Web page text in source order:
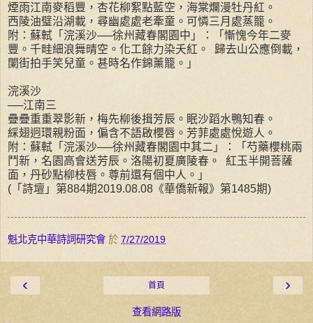
煙雨江南麥稻豐，杏花柳絮點藍空，海棠爛漫牡丹紅。
西陵油璧沿湖載，尋幽處處老牽童。可憐三月處蒸籠。
附：蘇軾「浣溪沙──徐州藏春閣園中」：「慚愧今年二麥
豐。千畦細浪舞晴空。化工餘力染夭紅。 歸去山公應倒載，
闌街拍手笑兒童。甚時名作錦薰籠。」
浣溪沙
──江南三
疊疊重重翠影新，梅先柳後揖芳辰。眠沙蹈水鴨知春。
綵翅迥環親粉面，偏含不語啟櫻唇。芳菲處處悅遊人。
附：蘇軾「浣溪沙──徐州藏春閣園中其二」：「芍藥櫻桃兩
鬥新，名園高會送芳辰。洛陽初夏廣陵春。 紅玉半開菩薩
面，丹砂點柳枝唇。尊前還有個中人。」
(「詩壇」第884期2019.08.08《華僑新報》第1485期)
魁北克中華詩詞研究會 於 7/27/2019
‹ ›
首頁
查看網路版